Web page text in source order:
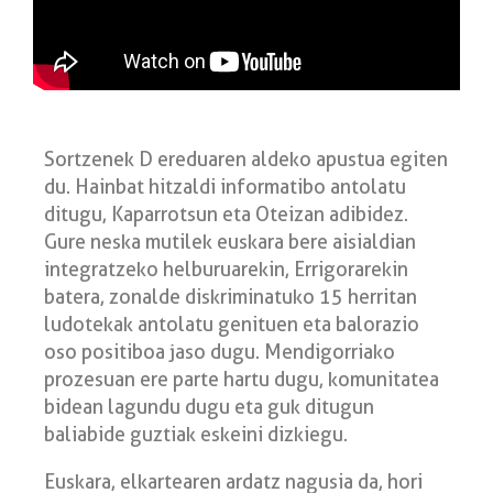
Sortzenek D ereduaren aldeko apustua egiten
du. Hainbat hitzaldi informatibo antolatu
ditugu, Kaparrotsun eta Oteizan adibidez.
Gure neska mutilek euskara bere aisialdian
integratzeko helburuarekin, Errigorarekin
batera, zonalde diskriminatuko 15 herritan
ludotekak antolatu genituen eta balorazio
oso positiboa jaso dugu. Mendigorriako
prozesuan ere parte hartu dugu, komunitatea
bidean lagundu dugu eta guk ditugun
baliabide guztiak eskeini dizkiegu.
Euskara, elkartearen ardatz nagusia da, hori